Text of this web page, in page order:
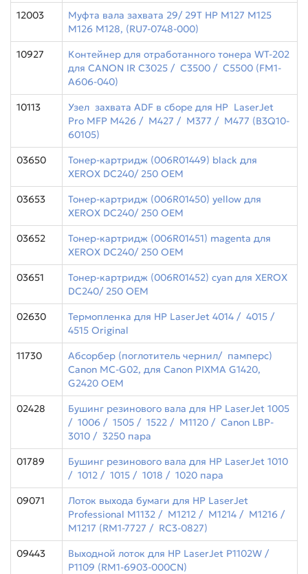
12003
Муфта вала захвата 29/ 29T HP M127 M125
M126 M128, (RU7-0748-000)
10927
Контейнер для отработанного тонера WT-202
для CANON IR C3025 / C3500 / C5500 (FM1-
A606-040)
10113
Узел захвата ADF в сборе для HP LaserJet
Pro MFP M426 / M427 / M377 / M477 (B3Q10-
60105)
03650
Тонер-картридж (006R01449) black для
XEROX DC240/ 250 OEM
03653
Тонер-картридж (006R01450) yellow для
XEROX DC240/ 250 OEM
03652
Тонер-картридж (006R01451) magenta для
XEROX DC240/ 250 OEM
03651
Тонер-картридж (006R01452) cyan для XEROX
DC240/ 250 OEM
02630
Термопленка для HP LaserJet 4014 / 4015 /
4515 Original
11730
Абсорбер (поглотитель чернил/ памперс)
Canon MC-G02, для Canon PIXMA G1420,
G2420 ОЕМ
02428
Бушинг резинового вала для HP LaserJet 1005
/ 1006 / 1505 / 1522 / M1120 / Canon LBP-
3010 / 3250 пара
01789
Бушинг резинового вала для HP LaserJet 1010
/ 1012 / 1015 / 1018 / 1020 пара
09071
Лоток выхода бумаги для HP LaserJet
Professional M1132 / M1212 / M1214 / M1216 /
M1217 (RM1-7727 / RC3-0827)
09443
Выходной лоток для HP LaserJet P1102W /
P1109 (RM1-6903-000CN)